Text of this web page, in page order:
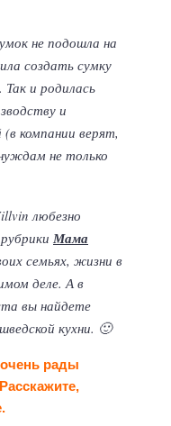
не подошла на
создать сумку
и родилась
и
компании верят,
не только
любезно
Мама
семьях, жизни в
деле. А в
вы найдете
кухни. 🙂
рады